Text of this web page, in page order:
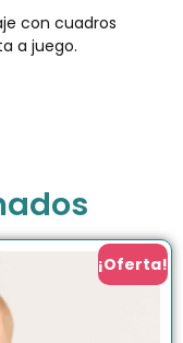
con cuadros
a juego.
¡Oferta!